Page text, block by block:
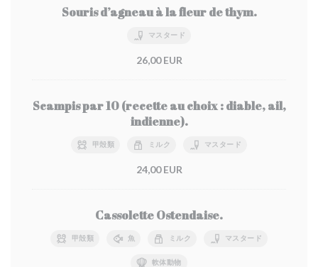
Souris d’agneau à la fleur de thym.
マスタード
26,00 EUR
Scampis par 10 (recette au choix : diable, ail,
indienne).
甲殻類 ミルク マスタード
24,00 EUR
Cassolette Ostendaise.
甲殻類 魚 ミルク マスタード
軟体動物